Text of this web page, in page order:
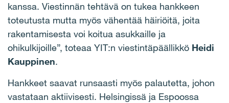
kanssa. Viestinnän tehtävä on tukea hankkeen
toteutusta mutta myös vähentää häiriöitä, joita
rakentamisesta voi koitua asukkaille ja
ohikulkijoille”, toteaa YIT:n viestintäpäällikkö Heidi
Kauppinen.
Hankkeet saavat runsaasti myös palautetta, johon
vastataan aktiivisesti. Helsingissä ja Espoossa